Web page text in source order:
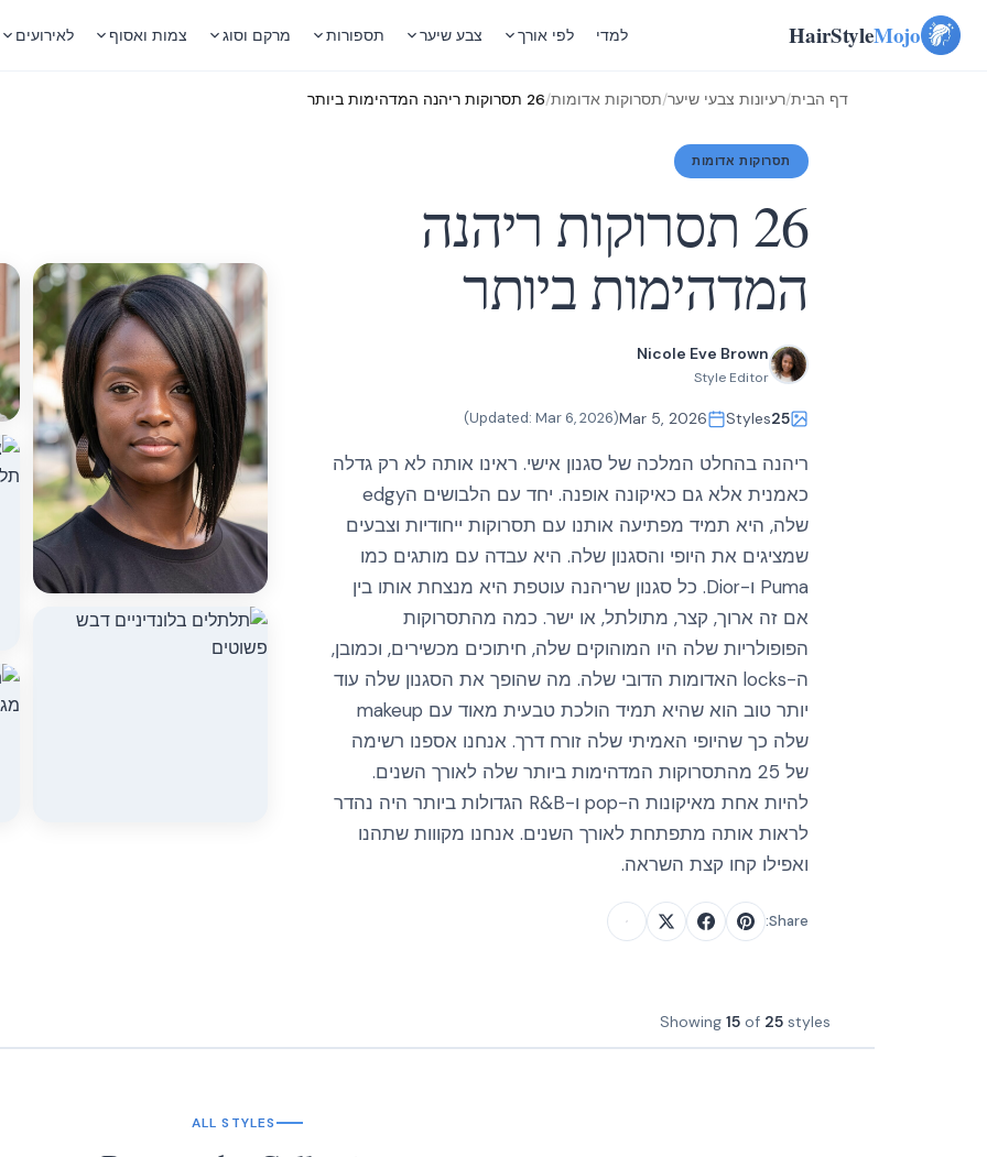
Skip
HairStyleMojo למדי לפי אורך צבע שיער תספורות מרקם וסוג צמות ואסוף לאירועים
דף הבית/רעיונות צבעי שיער/תסרוקות אדומות/26 תסרוקות ריהנה המדהימות ביותר
תסרוקות אדומות
26 תסרוקות ריהנה
המדהימות ביותר
Nicole Eve Brown
Style Editor
25
Styles
Mar 5, 2026
(Updated:
Mar 6, 2026
)
ריהנה בהחלט המלכה של סגנון אישי. ראינו אותה לא רק גדלה
כאמנית אלא גם כאיקונה אופנה. יחד עם הלבושים הedgy
שלה, היא תמיד מפתיעה אותנו עם תסרוקות ייחודיות וצבעים
שמציגים את היופי והסגנון שלה. היא עבדה עם מותגים כמו
Puma ו-Dior. כל סגנון שריהנה עוטפת היא מנצחת אותו בין
אם זה ארוך, קצר, מתולתל, או ישר. כמה מהתסרוקות
הפופולריות שלה היו המוהוקים שלה, חיתוכים מכשירים, וכמובן,
ה-locks האדומות הדובי שלה. מה שהופך את הסגנון שלה עוד
יותר טוב הוא שהיא תמיד הולכת טבעית מאוד עם makeup
שלה כך שהיופי האמיתי שלה זורח דרך. אנחנו אספנו רשימה
של 25 מהתסרוקות המדהימות ביותר שלה לאורך השנים.
להיות אחת מאיקונות ה-pop ו-R&B הגדולות ביותר היה נהדר
לראות אותה מתפתחת לאורך השנים. אנחנו מקווות שתהנו
ואפילו קחו קצת השראה.
Share:
Showing 15 of 25 styles
ALL STYLES